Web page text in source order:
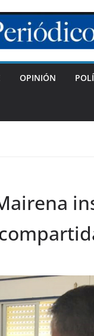
OPINIÓN